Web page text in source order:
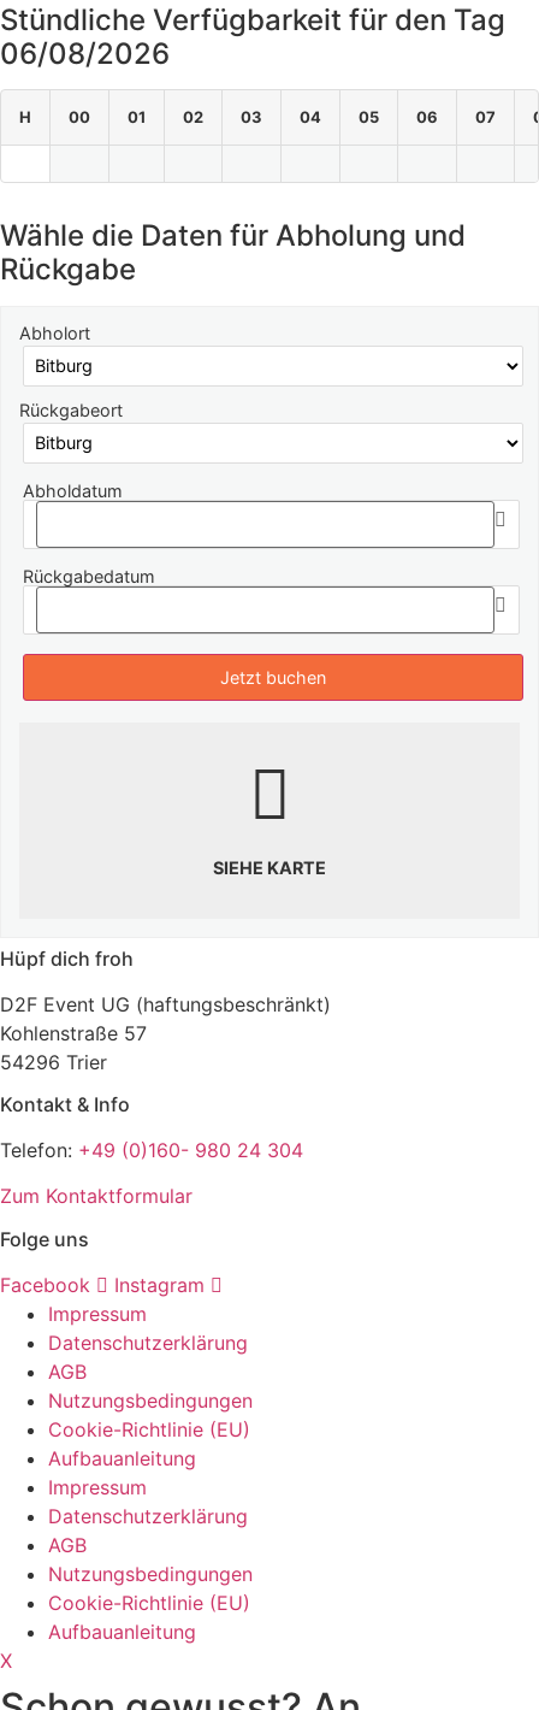
Stündliche Verfügbarkeit für den Tag
06/08/2026
H 00 01 02 03 04 05 06 07
Wähle die Daten für Abholung und
Rückgabe
Abholort
Rückgabeort
Abholdatum
Rückgabedatum
SIEHE KARTE
Hüpf dich froh
D2F Event UG (haftungsbeschränkt)
Kohlenstraße 57
54296 Trier
Kontakt & Info
Telefon: +49 (0)160- 980 24 304
Zum Kontaktformular
Folge uns
Facebook
Instagram
Impressum
Datenschutzerklärung
AGB
Nutzungsbedingungen
Cookie-Richtlinie (EU)
Aufbauanleitung
Impressum
Datenschutzerklärung
AGB
Nutzungsbedingungen
Cookie-Richtlinie (EU)
Aufbauanleitung
X